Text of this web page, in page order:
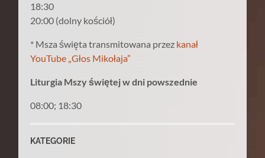
18:30
20:00 (dolny kościół)
* Msza święta transmitowana przez kanał
YouTube „Głos Mikołaja”
Liturgia Mszy świętej w dni powszednie
08:00; 18:30
KATEGORIE